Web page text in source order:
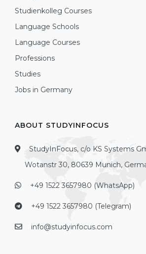
Studienkolleg Courses
Language Schools
Language Courses
Professions
Studies
Jobs in Germany
ABOUT STUDYINFOCUS
StudyInFocus, c/o KS Systems
Wotanstr 30, 80639 Munich,
+49 1522 3657980 (WhatsApp)
+49 1522 3657980 (Telegram)
info@studyinfocus.com